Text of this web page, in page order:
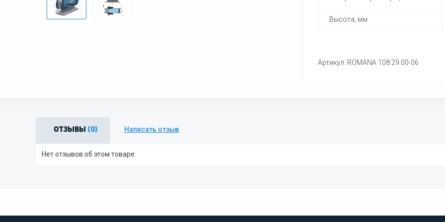
Высота, мм
Артикул: ROMANA 108.29.00-06
Отзывы (0) Написать отзыв
Нет отзывов об этом товаре.